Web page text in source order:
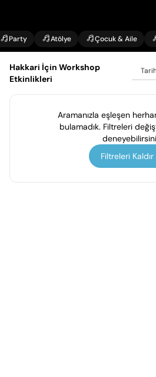
Party Atölye Çocuk & Aile
Hakkari İçin Workshop
Etkinlikleri
Aramanızla eşleşen
bulamadık. Filtreleri
Filtreleri Kaldır